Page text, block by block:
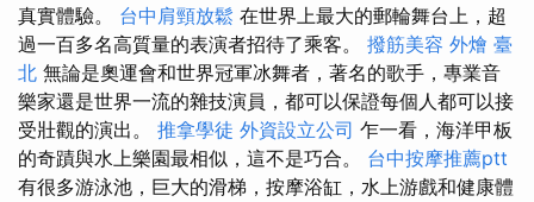
真實體驗。 台中肩頸放鬆 在世界上最大的郵輪舞台上，超
過一百多名高質量的表演者招待了乘客。 撥筋美容 外燴 臺
北 無論是奧運會和世界冠軍冰舞者，著名的歌手，專業音
樂家還是世界一流的雜技演員，都可以保證每個人都可以接
受壯觀的演出。 推拿學徒 外資設立公司 乍一看，海洋甲板
的奇蹟與水上樂園最相似，這不是巧合。 台中按摩推薦ptt
有很多游泳池，巨大的滑梯，按摩浴缸，水上游戲和健康體